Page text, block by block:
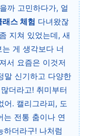
까 고민하다가, 얼
스 체험 다녀왔잖
지쳐 있었는데, 새
게 생각보다 너
서 요즘은 이것저
말 신기하고 다양한
더라고! 취미부터
어. 캘리그라피, 도
는 전통 춤이나 연
하더라구! 나처럼